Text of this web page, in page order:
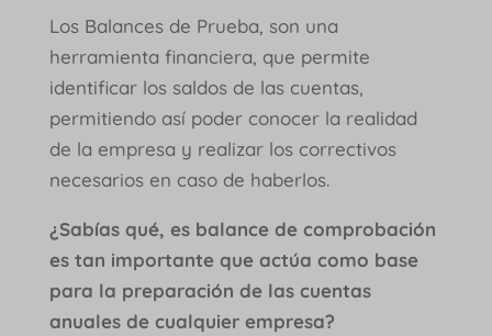
Los Balances de Prueba, son una
herramienta financiera, que permite
identificar los saldos de las cuentas,
permitiendo así poder conocer la realidad
de la empresa y realizar los correctivos
necesarios en caso de haberlos.
¿Sabías qué, es balance de comprobación
es tan importante que actúa como base
para la preparación de las cuentas
anuales de cualquier empresa?